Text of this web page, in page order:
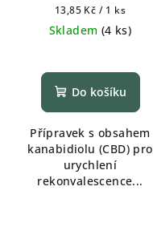
Měrná
cena:
13,85 Kč / 1 ks
Skladem (4 ks)
Do košíku
Přípravek s obsahem
kanabidiolu (CBD) pro
urychlení
rekonvalescence...